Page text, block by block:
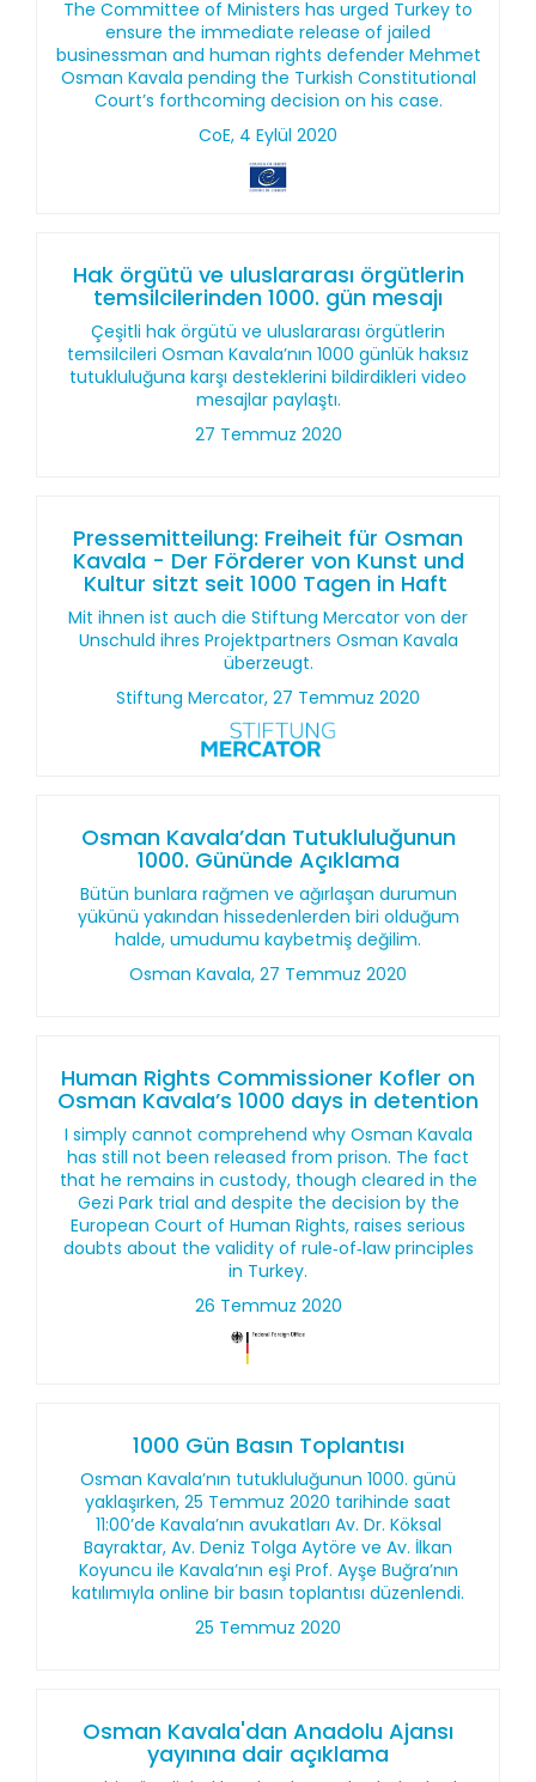
The Committee of Ministers has urged Turkey to
ensure the immediate release of jailed
businessman and human rights defender Mehmet
Osman Kavala pending the Turkish Constitutional
Court’s forthcoming decision on his case.
CoE, 4 Eylül 2020
Hak örgütü ve uluslararası örgütlerin
temsilcilerinden 1000. gün mesajı
Çeşitli hak örgütü ve uluslararası örgütlerin
temsilcileri Osman Kavala’nın 1000 günlük haksız
tutukluluğuna karşı desteklerini bildirdikleri video
mesajlar paylaştı.
27 Temmuz 2020
Pressemitteilung: Freiheit für Osman
Kavala - Der Förderer von Kunst und
Kultur sitzt seit 1000 Tagen in Haft
Mit ihnen ist auch die Stiftung Mercator von der
Unschuld ihres Projektpartners Osman Kavala
überzeugt.
Stiftung Mercator, 27 Temmuz 2020
Osman Kavala’dan Tutukluluğunun
1000. Gününde Açıklama
Bütün bunlara rağmen ve ağırlaşan durumun
yükünü yakından hissedenlerden biri olduğum
halde, umudumu kaybetmiş değilim.
Osman Kavala, 27 Temmuz 2020
Human Rights Commissioner Kofler on
Osman Kavala’s 1000 days in detention
I simply cannot comprehend why Osman Kavala
has still not been released from prison. The fact
that he remains in custody, though cleared in the
Gezi Park trial and despite the decision by the
European Court of Human Rights, raises serious
doubts about the validity of rule‑of‑law principles
in Turkey.
26 Temmuz 2020
1000 Gün Basın Toplantısı
Osman Kavala’nın tutukluluğunun 1000. günü
yaklaşırken, 25 Temmuz 2020 tarihinde saat
11:00’de Kavala’nın avukatları Av. Dr. Köksal
Bayraktar, Av. Deniz Tolga Aytöre ve Av. İlkan
Koyuncu ile Kavala’nın eşi Prof. Ayşe Buğra’nın
katılımıyla online bir basın toplantısı düzenlendi.
25 Temmuz 2020
Osman Kavala'dan Anadolu Ajansı
yayınına dair açıklama